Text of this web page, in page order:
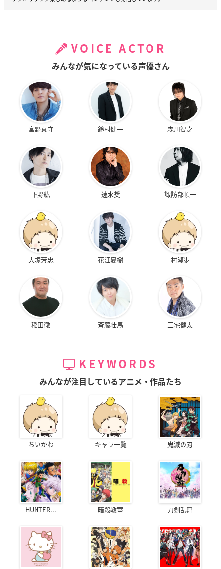
VOICE ACTOR
みんなが気になっている声優さん
宮野真守 鈴村健一 森川智之
下野紘 速水奨 諏訪部順一
大塚芳忠 花江夏樹 村瀬歩
稲田徹 斉藤壮馬 三宅健太
KEYWORDS
みんなが注目しているアニメ・作品たち
ちいかわ キャラ一覧 鬼滅の刃
HUNTER... 暗殺教室 刀剣乱舞